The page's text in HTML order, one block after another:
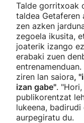
Talde gorritxoak
taldea Getaferen
zen azken
zegoela ikusita,
joaterik izango
erabaki zuen
entrenamenduan.
ziren lan saiora,
izan gabe".
publikorentzat
lukeena,
aurpegiratu du.